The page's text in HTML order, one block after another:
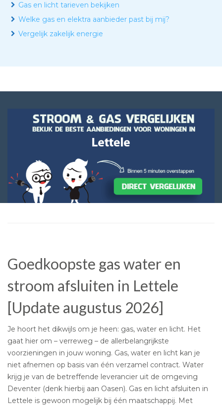
Gas en licht tarieven bekijken
Welke gas en elektra aanbieder past bij mij?
Vergelijk zakelijk energie
Goedkoopste gas water en
stroom afsluiten in Lettele
[Update augustus 2026]
Je hoort het dikwijls om je heen: gas, water en licht. Het
gaat hier om – verreweg – de allerbelangrijkste
voorzieningen in jouw woning. Gas, water en licht kan je
niet afnemen op basis van één verzamel contract. Water
krijg je van de betreffende leverancier uit de omgeving
Deventer (denk hierbij aan Oasen). Gas en licht afsluiten in
Lettele is gewoon mogelijk bij één maatschappij. Met